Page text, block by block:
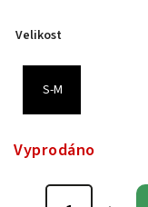
Velikost
S-M
Vyprodáno